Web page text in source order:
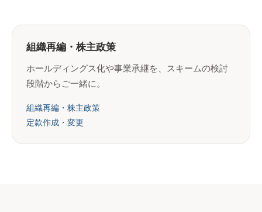
組織再編・株主政策
ホールディングス化や事業承継を、スキームの検討
段階からご一緒に。
組織再編・株主政策
定款作成・変更